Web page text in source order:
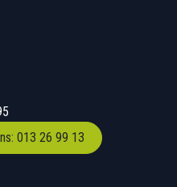
- 17u00
- 17u00
013 26 99 13